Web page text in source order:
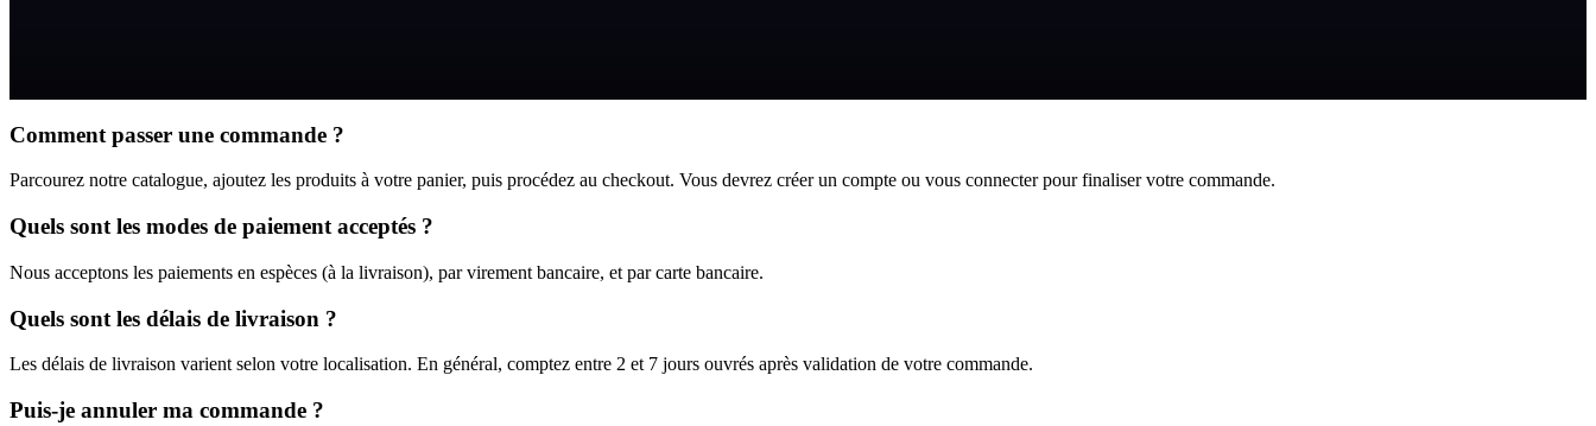
Comment passer une commande ?
Parcourez notre catalogue, ajoutez les produits à votre panier, puis procédez au checkout. Vous devrez créer un compte ou vous connecter pour finaliser votre commande.
Quels sont les modes de paiement acceptés ?
Nous acceptons les paiements en espèces (à la livraison), par virement bancaire, et par carte bancaire.
Quels sont les délais de livraison ?
Les délais de livraison varient selon votre localisation. En général, comptez entre 2 et 7 jours ouvrés après validation de votre commande.
Puis-je annuler ma commande ?